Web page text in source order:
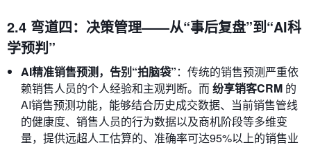
2.4 弯道四：决策管理——从“事后复盘”到“AI科
学预判”
AI精准销售预测，告别“拍脑袋”：传统的销售预测严重依
赖销售人员的个人经验和主观判断。而纷享销客CRM 的
AI销售预测功能，能够结合历史成交数据、当前销售管线
的健康度、销售人员的行为数据以及商机阶段等多维变
量，提供远超人工估算的、准确率可达95%以上的销售业